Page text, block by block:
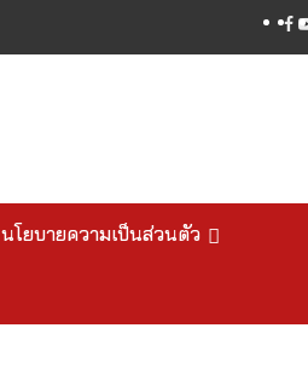
นโยบายความเป็นส่วนตัว